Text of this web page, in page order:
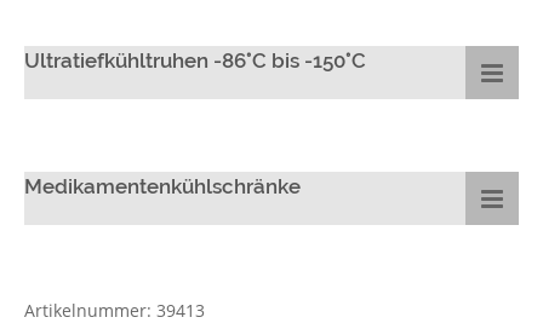
Ultratiefkühltruhen -86°C bis -150°C
Medikamentenkühlschränke
Artikelnummer: 39413